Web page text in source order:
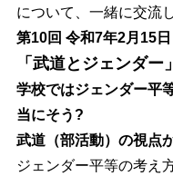
について、一緒に交流
第10回 令和7年2月15日
「武道とジェンダー」
学校ではジェンダー平
当にそう?
武道（部活動）の視点
ジェンダー平等の考え